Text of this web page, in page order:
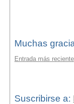
Muchas
Entrada más reciente
Suscribirse a: